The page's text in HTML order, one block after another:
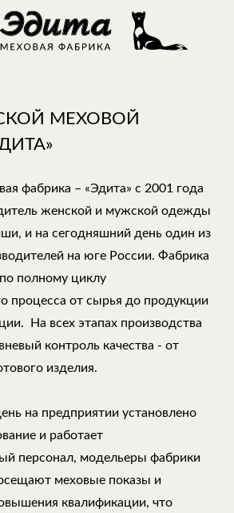
МЕХОВОЙ
фабрика – «Эдита» с 2001 года
женской и мужской одежды
и на сегодняшний день один из
на юге России. Фабрика
полному циклу
процесса от сырья до продукции
На всех этапах производства
контроль качества - от
изделия.
на предприятии установлено
и работает
персонал, модельеры фабрики
меховые показы и
квалификации, что